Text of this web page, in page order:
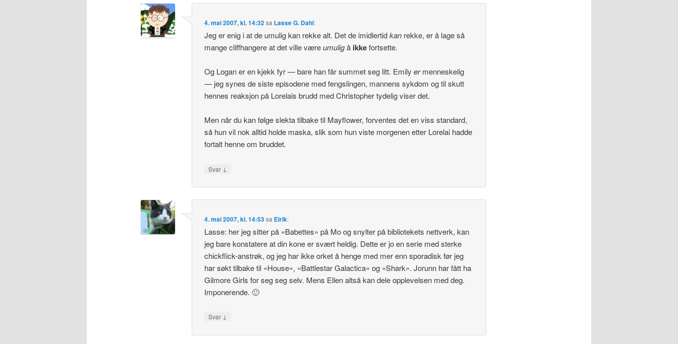
4. mai 2007, kl. 14:32sa Lasse G. Dahl:
Jeg er enig i at de umulig kan rekke alt. Det de imidlertidkan rekke, er å lage så
mange cliffhangere at det ville væreumuligå ikkefortsette.
Og Logan er en kjekk fyr — bare han får summet seg litt. Emilyermenneskelig
— jeg synes de siste episodene med fengslingen, mannens sykdom og til skutt
hennes reaksjon på Lorelais brudd med Christopher tydelig viser det.
Men når du kan følge slekta tilbake til Mayflower, forventes det en viss standard,
så hun vil nok alltid holde maska, slik som hun viste morgenen etter Lorelai hadde
fortalt henne om bruddet.
Svar ↓
4. mai 2007, kl. 14:53sa Eirik:
Lasse: her jeg sitter på «Babettes» på Mo og snylter på bibliotekets nettverk, kan
jeg bare konstatere at din kone er svært heldig. Dette er jo en serie med sterke
chickflick-anstrøk, og jeg har ikke orket å henge med mer enn sporadisk før jeg
har søkt tilbake til «House», «Battlestar Galactica» og «Shark». Jorunn har fått ha
Gilmore Girls for seg seg selv. Mens Ellen altså kan dele opplevelsen med deg.
Imponerende. 🙂
Svar ↓